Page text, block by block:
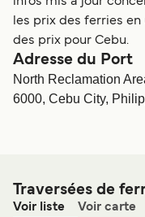
les prix des ferries
des prix pour Cebu.
Adresse du Port
North Reclamation
6000, Cebu City,
Traversées de
Voir liste
Voir carte